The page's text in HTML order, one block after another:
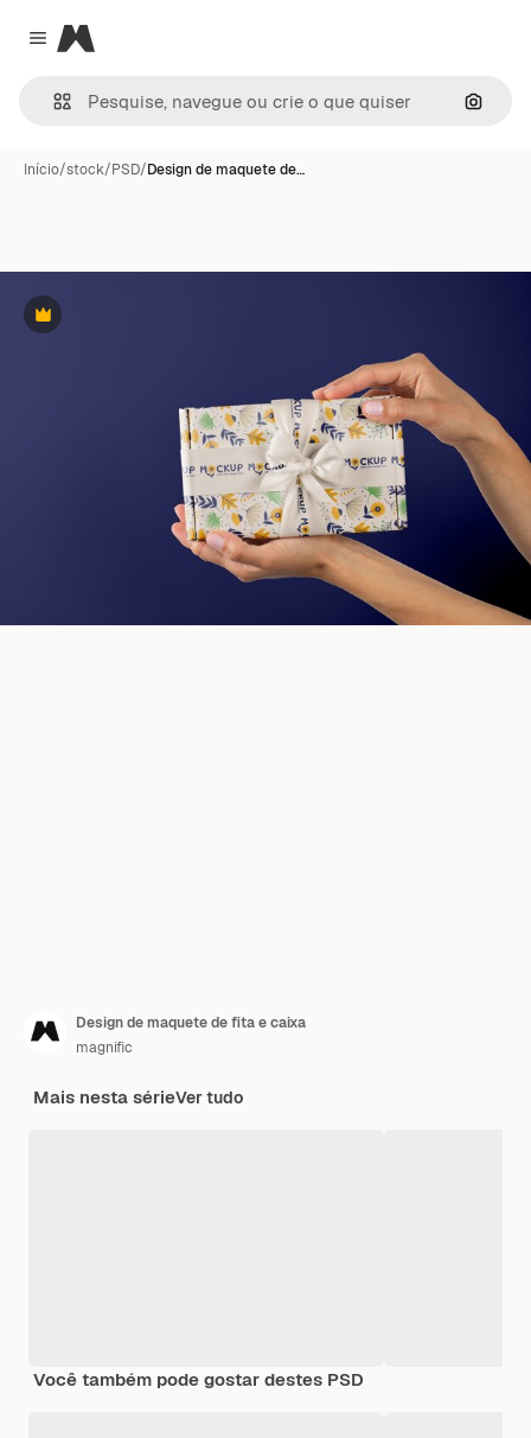
Close menu
Magnific
Início/stock/PSD/Design de maquete de…
Premium
Design de maquete de fita e caixa
magnific
Mais nesta sérieVer tudo
Você também pode gostar destes PSD